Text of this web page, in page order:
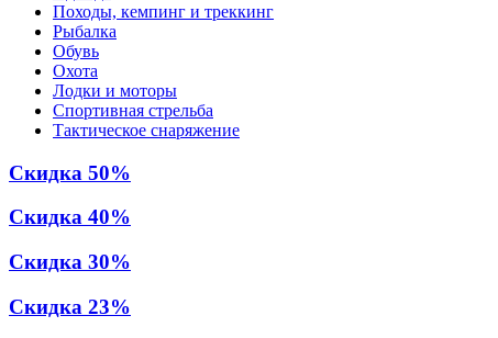
Походы, кемпинг и треккинг
Рыбалка
Обувь
Охота
Лодки и моторы
Спортивная стрельба
Тактическое снаряжение
Скидка 50%
Скидка 40%
Скидка 30%
Скидка 23%